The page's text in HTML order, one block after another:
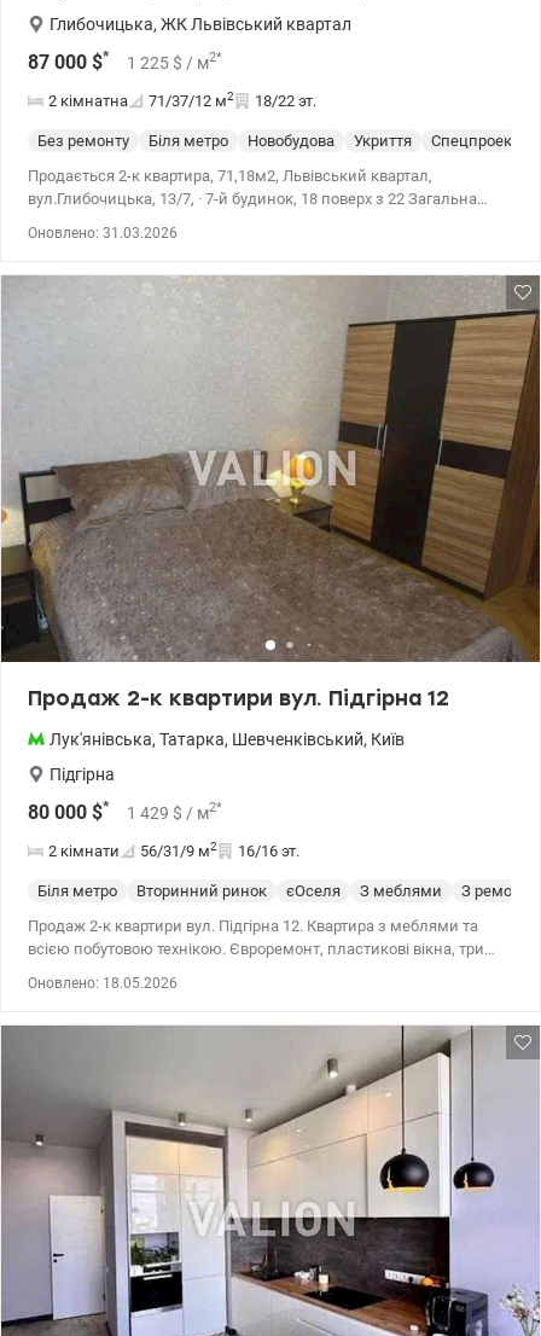
Глибочицька, ЖК Львівський квартал
87 000 $* 1 225 $ / м2*
2 кімнатна 71/37/12 м2 18/22 эт.
Без ремонту Біля метро Новобудова Укриття Спецпроект
Продається 2-к квартира, 71,18м2, Львівський квартал,
вул.Глибочицька, 13/7, · 7-й будинок, 18 поверх з 22 Загальна
міжкімнатні), утеплення - мінвата 150мм. Індивідуальне
опалення. Квартира після будівельників. Чудова можливість
зміни планування. Все виконано під чистові роботи
забудовником. Встановлені радіатори, електрика заведена на
заклади, ресторани, кінотеатри, магазини, аптеки, школи, садки
та вся необхідна для життя інфраструктура. Блискуча
транспортна розв'язка : метро Лук'янівська - 7хв пішки, трамвай,
тролейбус, маршрутки - все у пішохідному доступі. т.044 200 10 80
Valion.ua/1090189
Оновлено: 31.03.2026
Продаж 2-к квартири вул. Підгірна 12
Лук'янівська, Татарка, Шевченківський, Київ
Підгірна
80 000 $* 1 429 $ / м2*
2 кімнати 56/31/9 м2 16/16 эт.
Біля метро Вторинний ринок єОселя З меблями
З
Продаж 2-к квартири вул. Підгірна 12. Квартира з меблями та
всією побутовою технікою. Євроремонт, пластикові вікна, три
Оновлено: 18.05.2026